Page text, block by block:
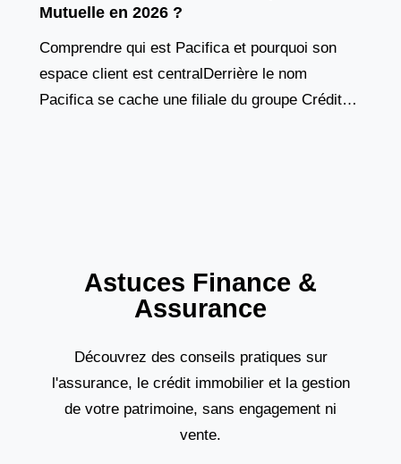
Mutuelle en 2026 ?
Comprendre qui est Pacifica et pourquoi son
espace client est centralDerrière le nom
Pacifica se cache une filiale du groupe Crédit
Astuces Finance &
Assurance
Découvrez des conseils pratiques sur
l'assurance, le crédit immobilier et la gestion
de votre patrimoine, sans engagement ni
vente.